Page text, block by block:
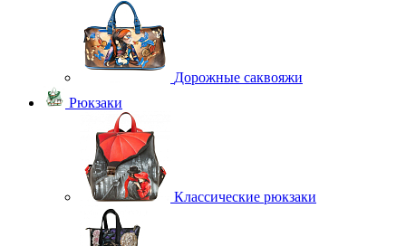
Дорожные саквояжи
Рюкзаки
Классические рюкзаки